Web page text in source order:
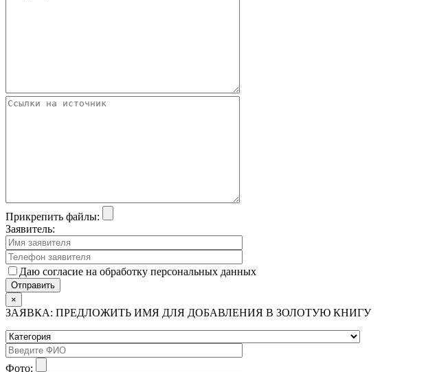
Прикрепить файлы:
Заявитель:
Даю согласие на обработку персональных данных
×
ЗАЯВКА: ПРЕДЛОЖИТЬ ИМЯ ДЛЯ ДОБАВЛЕНИЯ В ЗОЛОТУЮ КНИГУ
Фото: